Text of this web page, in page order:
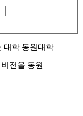
대학 동원대학
전을 동원